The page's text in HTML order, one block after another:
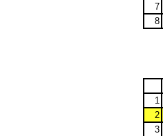
7
8
1
2
3